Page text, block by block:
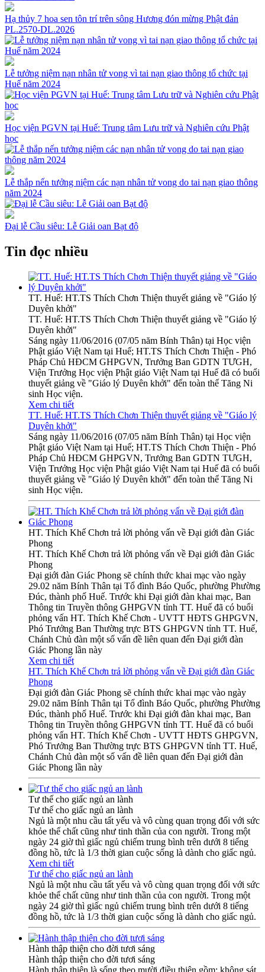
Hạ thủy 7 hoa sen tôn trí trên sông Hương đón mừng Phật đản
PL.2570-DL.2026
Lễ tưởng niệm nạn nhân tử vong vì tai nạn giao thông tổ chức tại
Huế năm 2024
Học viện PGVN tại Huế: Trung tâm Lưu trữ và Nghiên cứu Phật
học
Lễ thắp nến tưởng niệm các nạn nhân tử vong do tai nạn giao thông
năm 2024
Đại lễ Cầu siêu: Lễ Giải oan Bạt độ
Tin đọc nhiều
TT. Huế: HT.TS Thích Chơn Thiện thuyết giảng về "Giáo lý
Duyên khởi"
TT. Huế: HT.TS Thích Chơn Thiện thuyết giảng về "Giáo lý
Duyên khởi"
Sáng ngày 11/06/2016 (07/05 năm Bính Thân) tại Học viện
Phật giáo Việt Nam tại Huế; HT.TS Thích Chơn Thiện - Phó
Pháp Chủ HĐCM GHPGVN, Trưởng Ban GDTN TƯGH,
Viện Trưởng Học viện Phật giáo Việt Nam tại Huế đã có buổi
thuyết giảng về "Giáo lý Duyên khởi" đến toàn thể Tăng Ni
sinh Học viện.
Xem chi tiết
TT. Huế: HT.TS Thích Chơn Thiện thuyết giảng về "Giáo lý
Duyên khởi"
Sáng ngày 11/06/2016 (07/05 năm Bính Thân) tại Học viện
Phật giáo Việt Nam tại Huế; HT.TS Thích Chơn Thiện - Phó
Pháp Chủ HĐCM GHPGVN, Trưởng Ban GDTN TƯGH,
Viện Trưởng Học viện Phật giáo Việt Nam tại Huế đã có buổi
thuyết giảng về "Giáo lý Duyên khởi" đến toàn thể Tăng Ni
sinh Học viện.
HT. Thích Khế Chơn trả lời phỏng vấn về Đại giới đàn Giác
Phong
HT. Thích Khế Chơn trả lời phỏng vấn về Đại giới đàn Giác
Phong
Đại giới đàn Giác Phong sẽ chính thức khai mạc vào ngày
29.02 năm Bính Thân tại Tổ đình Báo Quốc, phường Phường
Đúc, thành phố Huế. Trước khi Đại giới đàn khai mạc, Ban
Thông tin Truyền thông GHPGVN tỉnh TT. Huế đã có buổi
phỏng vấn HT. Thích Khế Chơn - UVTT HĐTS GHPGVN,
Phó Trưởng Ban Thường trực BTS GHPGVN tỉnh TT. Huế,
Chánh Chủ đàn một số vấn đề liên quan đến Đại giới đàn
Giác Phong lần này
Xem chi tiết
HT. Thích Khế Chơn trả lời phỏng vấn về Đại giới đàn Giác
Phong
Đại giới đàn Giác Phong sẽ chính thức khai mạc vào ngày
29.02 năm Bính Thân tại Tổ đình Báo Quốc, phường Phường
Đúc, thành phố Huế. Trước khi Đại giới đàn khai mạc, Ban
Thông tin Truyền thông GHPGVN tỉnh TT. Huế đã có buổi
phỏng vấn HT. Thích Khế Chơn - UVTT HĐTS GHPGVN,
Phó Trưởng Ban Thường trực BTS GHPGVN tỉnh TT. Huế,
Chánh Chủ đàn một số vấn đề liên quan đến Đại giới đàn
Giác Phong lần này
Tư thế cho giấc ngủ an lành
Tư thế cho giấc ngủ an lành
Ngủ là một nhu cầu tất yếu và vô cùng quan trọng đối với sức
khỏe thể chất cũng như tinh thần của con người. Trong một
ngày 24 giờ thì giấc ngủ chiếm trung bình trên dưới 8 tiếng
đồng hồ, tức là 1/3 thời gian cuộc sống là dành cho giấc ngủ.
Xem chi tiết
Tư thế cho giấc ngủ an lành
Ngủ là một nhu cầu tất yếu và vô cùng quan trọng đối với sức
khỏe thể chất cũng như tinh thần của con người. Trong một
ngày 24 giờ thì giấc ngủ chiếm trung bình trên dưới 8 tiếng
đồng hồ, tức là 1/3 thời gian cuộc sống là dành cho giấc ngủ.
Hành thập thiện cho đời tươi sáng
Hành thập thiện cho đời tươi sáng